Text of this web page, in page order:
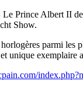
Le Prince Albert II
Show.
parmi
unique exemplaire